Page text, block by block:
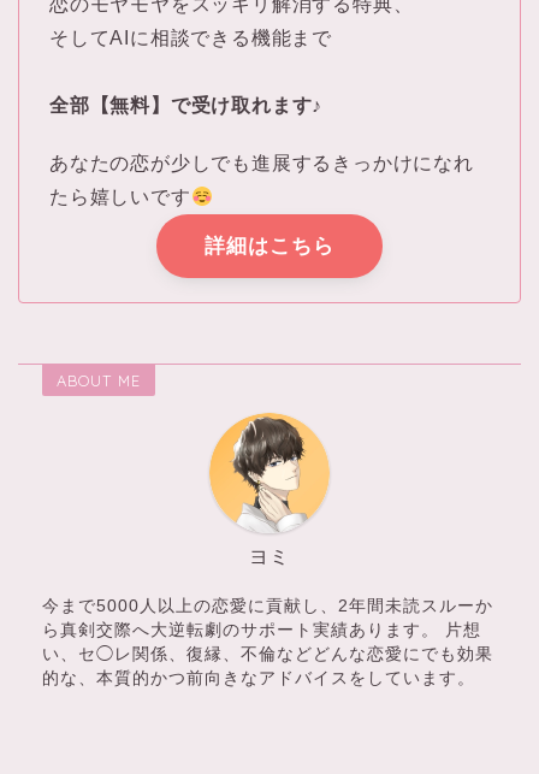
恋のモヤモヤをスッキリ解消する特典、
そしてAIに相談できる機能まで
全部【無料】で受け取れます♪
あなたの恋が少しでも進展するきっかけになれ
たら嬉しいです
詳細はこちら
ABOUT ME
ヨミ
今まで5000人以上の恋愛に貢献し、2年間未読スルーか
ら真剣交際へ大逆転劇のサポート実績あります。 片想
い、セ◯レ関係、復縁、不倫などどんな恋愛にでも効果
的な、本質的かつ前向きなアドバイスをしています。